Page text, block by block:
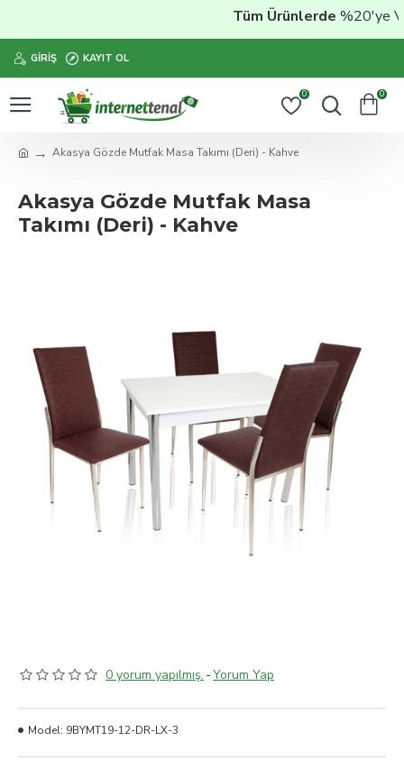
Tüm Ürünlerde%20'ye
GIRIŞ KAYIT OL
0 0
Akasya Gözde Mutfak Masa Takımı (Deri) - Kahve
Akasya Gözde Mutfak Masa
Takımı (Deri) - Kahve
0 yorum yapılmış. -Yorum Yap
Model: 9BYMT19-12-DR-LX-3